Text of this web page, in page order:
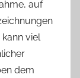
auf
viel
dem